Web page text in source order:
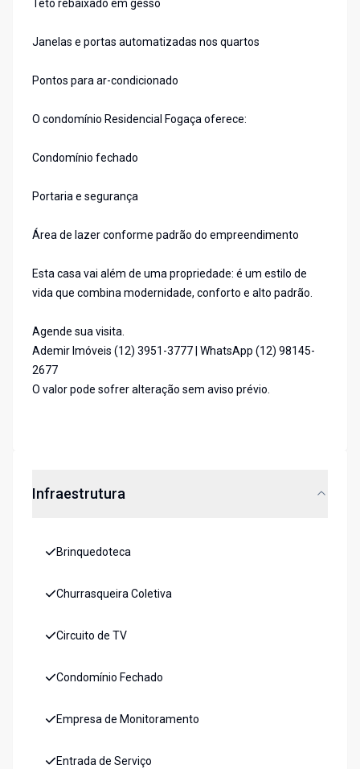
Teto rebaixado em gesso
Janelas e portas automatizadas nos quartos
Pontos para ar-condicionado
O condomínio Residencial Fogaça oferece:
Condomínio fechado
Portaria e segurança
Área de lazer conforme padrão do empreendimento
Esta casa vai além de uma propriedade: é um estilo de
vida que combina modernidade, conforto e alto padrão.
Agende sua visita.
Ademir Imóveis (12) 3951-3777 | WhatsApp (12) 98145-
2677
O valor pode sofrer alteração sem aviso prévio.
Infraestrutura
Brinquedoteca
Churrasqueira Coletiva
Circuito de TV
Condomínio Fechado
Empresa de Monitoramento
Entrada de Serviço